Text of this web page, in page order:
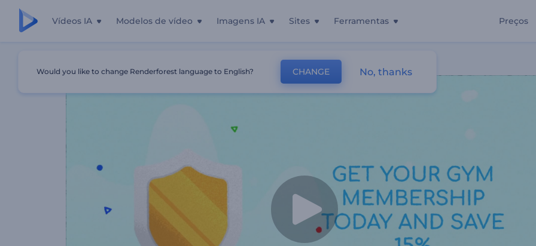
Vídeos IA Modelos de vídeo Imagens IA Sites Ferramentas Preços
Would you like to change Renderforest language to English? CHANGE No, thanks